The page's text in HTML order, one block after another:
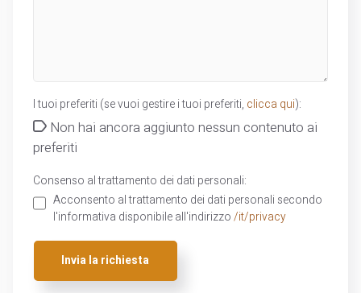
I tuoi preferiti (se vuoi gestire i tuoi preferiti, clicca qui):
Non hai ancora aggiunto nessun contenuto ai
preferiti
Consenso al trattamento dei dati personali:
Acconsento al trattamento dei dati personali secondo
l'informativa disponibile all'indirizzo /it/privacy
Invia la richiesta